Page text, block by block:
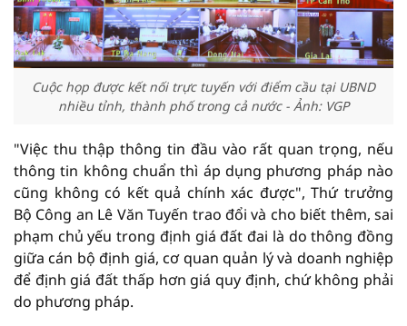
Cuộc họp được kết nối trực tuyến với điểm cầu tại UBND
nhiều tỉnh, thành phố trong cả nước - Ảnh: VGP
"Việc thu thập thông tin đầu vào rất quan trọng, nếu
thông tin không chuẩn thì áp dụng phương pháp nào
cũng không có kết quả chính xác được", Thứ trưởng
Bộ Công an Lê Văn Tuyến trao đổi và cho biết thêm, sai
phạm chủ yếu trong định giá đất đai là do thông đồng
giữa cán bộ định giá, cơ quan quản lý và doanh nghiệp
để định giá đất thấp hơn giá quy định, chứ không phải
do phương pháp.